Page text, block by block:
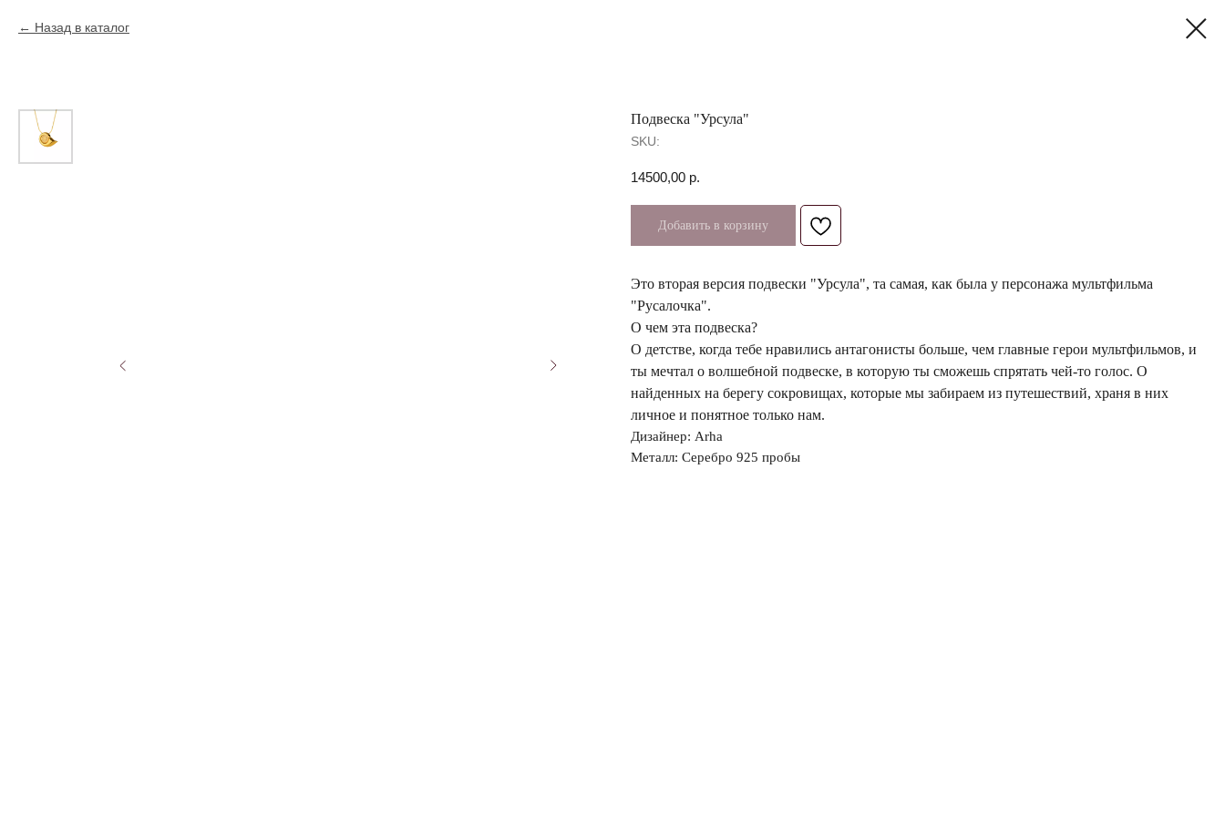
Назад в каталог
Подвеска "Урсула"
SKU:
14500,00 р.
Добавить в корзину
Это вторая версия подвески "Урсула", та самая, как была у персонажа мультфильма
"Русалочка".
О чем эта подвеска?
О детстве, когда тебе нравились антагонисты больше, чем главные герои мультфильмов, и
ты мечтал о волшебной подвеске, в которую ты сможешь спрятать чей-то голос. О
найденных на берегу сокровищах, которые мы забираем из путешествий, храня в них
личное и понятное только нам.
Дизайнер: Arha
Металл: Серебро 925 пробы